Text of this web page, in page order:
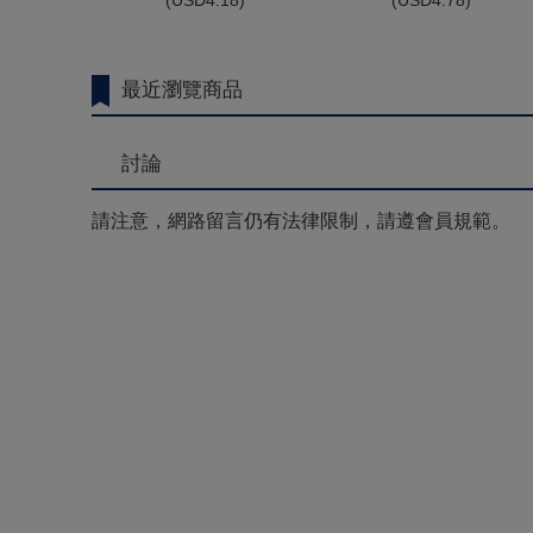
最近瀏覽商品
討論
請注意，網路留言仍有法律限制，請遵會員規範。